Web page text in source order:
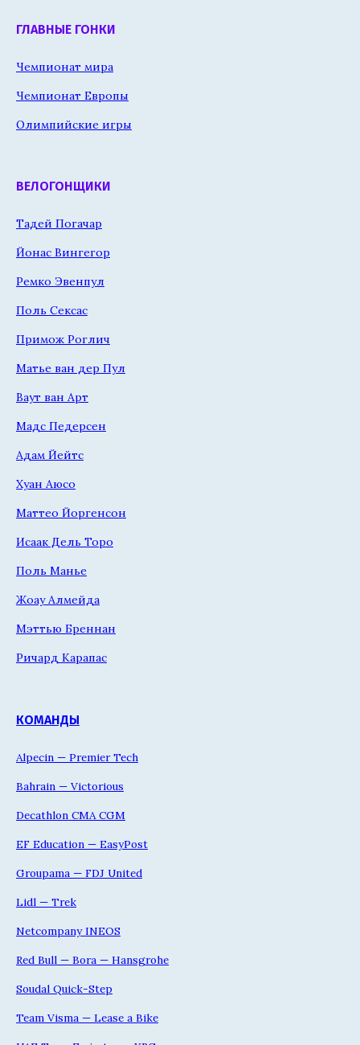
ГЛАВНЫЕ ГОНКИ
Чемпионат мира
Чемпионат Европы
Олимпийские игры
ВЕЛОГОНЩИКИ
Тадей Погачар
Йонас Вингегор
Ремко Эвенпул
Поль Сексас
Примож Роглич
Матье ван дер Пул
Ваут ван Арт
Мадс Педерсен
Адам Йейтс
Хуан Аюсо
Маттео Йоргенсон
Исаак Дель Торо
Поль Манье
Жоау Алмейда
Мэттью Бреннан
Ричард Карапас
КОМАНДЫ
Alpecin — Premier Tech
Bahrain — Victorious
Decathlon CMA CGM
EF Education — EasyPost
Groupama — FDJ United
Lidl — Trek
Netcompany INEOS
Red Bull — Bora — Hansgrohe
Soudal Quick-Step
Team Visma — Lease a Bike